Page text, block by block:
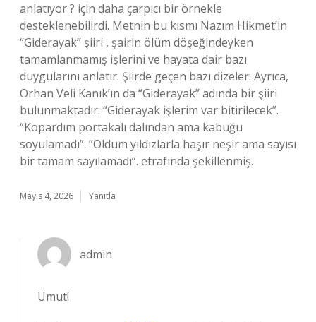
anlatıyor ? için daha çarpıcı bir örnekle
desteklenebilirdi. Metnin bu kısmı Nazım Hikmet’in
“Giderayak” şiiri , şairin ölüm döşeğindeyken
tamamlanmamış işlerini ve hayata dair bazı
duygularını anlatır. Şiirde geçen bazı dizeler: Ayrıca,
Orhan Veli Kanık’ın da “Giderayak” adında bir şiiri
bulunmaktadır. “Giderayak işlerim var bitirilecek”.
“Kopardım portakalı dalından ama kabuğu
soyulamadı”. “Oldum yıldızlarla haşır neşir ama sayısı
bir tamam sayılamadı”. etrafında şekillenmiş.
Mayıs 4, 2026 Yanıtla
admin
Umut!